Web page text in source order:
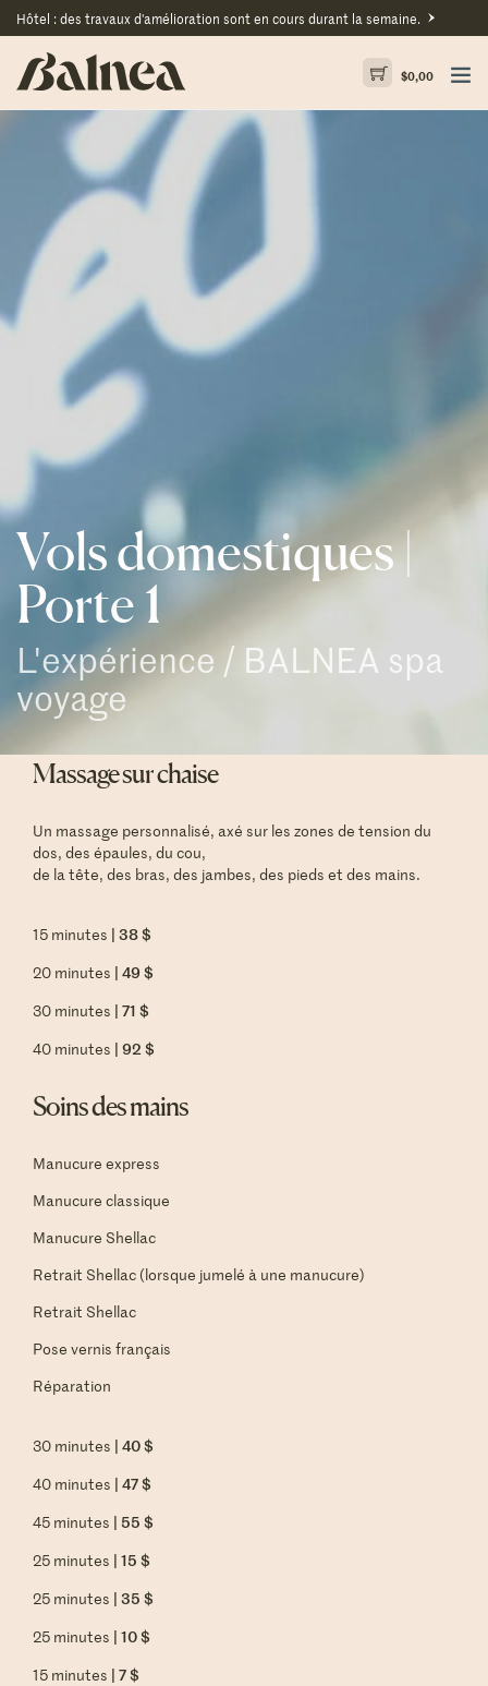
Hôtel : des travaux d'amélioration sont en cours durant la semaine.
$0,00
Vols domestiques |
Porte 1
L'expérience / BALNEA spa
voyage
Massage sur chaise
Un massage personnalisé, axé sur les zones de tension du
dos, des épaules, du cou,
de la tête, des bras, des jambes, des pieds et des mains.
15 minutes | 38 $
20 minutes | 49 $
30 minutes | 71 $
40 minutes | 92 $
Soins des mains
Manucure express
Manucure classique
Manucure Shellac
Retrait Shellac (lorsque jumelé à une manucure)
Retrait Shellac
Pose vernis français
Réparation
30 minutes | 40 $
40 minutes | 47 $
45 minutes | 55 $
25 minutes | 15 $
25 minutes | 35 $
25 minutes | 10 $
15 minutes | 7 $